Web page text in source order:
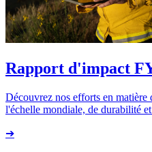
Rapport d'impact
Découvrez nos efforts en matière
l'échelle mondiale, de durabilité
➔